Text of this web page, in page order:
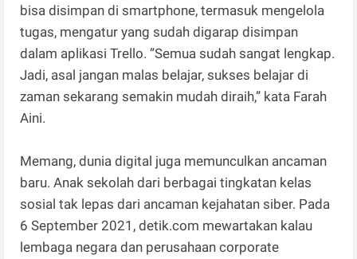
bisa disimpan di smartphone, termasuk mengelola
tugas, mengatur yang sudah digarap disimpan
dalam aplikasi Trello. ”Semua sudah sangat lengkap.
Jadi, asal jangan malas belajar, sukses belajar di
zaman sekarang semakin mudah diraih,” kata Farah
Aini.
Memang, dunia digital juga memunculkan ancaman
baru. Anak sekolah dari berbagai tingkatan kelas
sosial tak lepas dari ancaman kejahatan siber. Pada
6 September 2021, detik.com mewartakan kalau
lembaga negara dan perusahaan corporate